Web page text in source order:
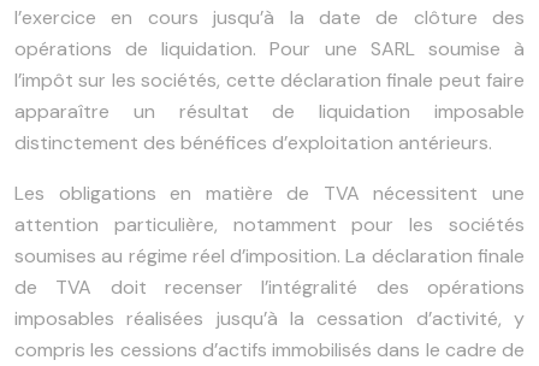
l’exercice en cours jusqu’à la date de clôture des
opérations de liquidation. Pour une SARL soumise à
l’impôt sur les sociétés, cette déclaration finale peut faire
apparaître un résultat de liquidation imposable
distinctement des bénéfices d’exploitation antérieurs.
Les obligations en matière de TVA nécessitent une
attention particulière, notamment pour les sociétés
soumises au régime réel d’imposition. La déclaration finale
de TVA doit recenser l’intégralité des opérations
imposables réalisées jusqu’à la cessation d’activité, y
compris les cessions d’actifs immobilisés dans le cadre de